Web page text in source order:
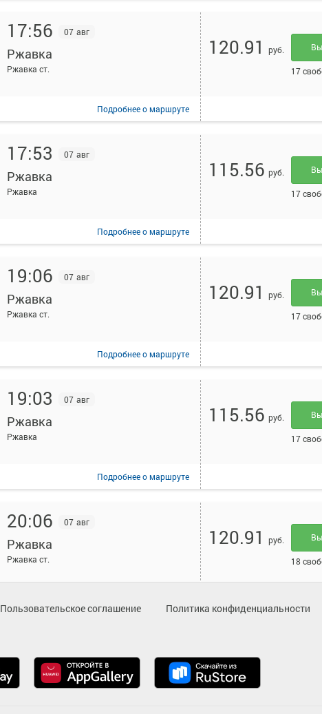
17:56 07 авг
Ржавка
Ржавка ст.
Подробнеео маршруте
120.91 руб.
17
17:53 07 авг
Ржавка
Ржавка
Подробнеео маршруте
115.56 руб.
17
19:06 07 авг
Ржавка
Ржавка ст.
Подробнеео маршруте
120.91 руб.
17
19:03 07 авг
Ржавка
Ржавка
Подробнеео маршруте
115.56 руб.
17
20:06 07 авг
Ржавка
Ржавка ст.
120.91 руб.
18
Ржавка
Ржавка
115.56
Пользовательское соглашение
Политика конфиденциальности